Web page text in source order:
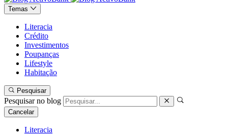
Temas
Literacia
Crédito
Investimentos
Poupanças
Lifestyle
Habitação
Pesquisar
Pesquisar no blog
Cancelar
Literacia